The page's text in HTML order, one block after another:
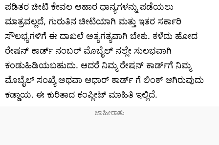
ಪಡಿತರ ಚೀಟಿ ಕೇವಲ ಆಹಾರ ಧಾನ್ಯಗಳನ್ನು ಪಡೆಯಲು
ಮಾತ್ರವಲ್ಲದೆ, ಗುರುತಿನ ಚೀಟಿಯಾಗಿ ಮತ್ತು ಇತರ ಸರ್ಕಾರಿ
ಸೌಲಭ್ಯಗಳಿಗೆ ಈ ದಾಖಲೆ ಅತ್ಯಗತ್ಯವಾಗಿ ಬೇಕು. ಕಳೆದು ಹೋದ
ರೇಷನ್ ಕಾರ್ಡ್ ನಂಬರ್ ಮೊಬೈಲ್ ನಲ್ಲೇ ಸುಲಭವಾಗಿ
ಕಂಡುಹಿಡಿಯಬಹುದು. ಆದರೆ ನಿಮ್ಮ ರೇಷನ್ ಕಾರ್ಡ್‌ಗೆ ನಿಮ್ಮ
ಮೊಬೈಲ್ ಸಂಖ್ಯೆ ಅಥವಾ ಆಧಾರ್ ಕಾರ್ಡ್ ಗೆ ಲಿಂಕ್ ಆಗಿರುವುದು
ಕಡ್ಡಾಯ. ಈ ಕುರಿತಾದ ಕಂಪ್ಲೀಟ್ ಮಾಹಿತಿ ಇಲ್ಲಿದೆ.